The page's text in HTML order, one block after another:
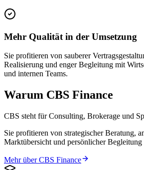
Mehr Qualität in der Umsetzung
Sie profitieren von sauberer
Realisierung und enger Begleitung mit
und internen Teams.
Warum CBS Finance
CBS steht für Consulting, Brokerage und
Sie profitieren von strategischer Beratung,
Marktübersicht und persönlicher Begleitung
Mehr über CBS Finance